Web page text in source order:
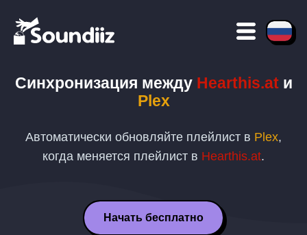
Синхронизация между Hearthis.atи
Plex
Автоматически обновляйте плейлист в Plex,
когда меняется плейлист в Hearthis.at.
Начать бесплатно